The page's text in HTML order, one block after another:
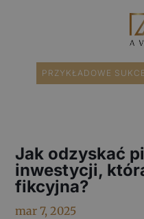
PRZYKŁADOWE
Jak odzyskać
inwestycji,
fikcyjna?
mar 7, 2025